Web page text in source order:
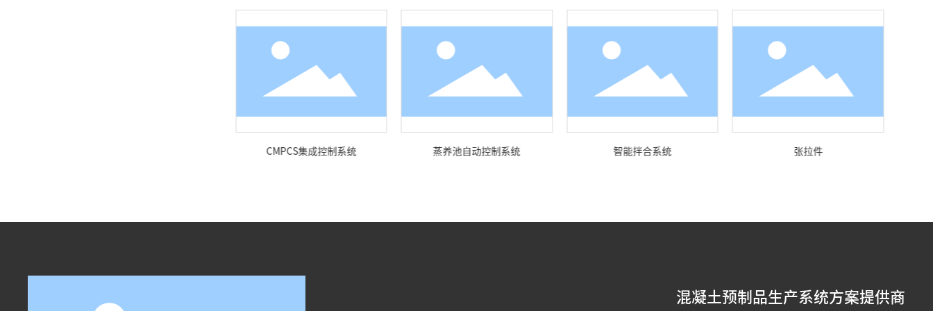
CMPCS集成控制系统 蒸养池自动控制系统 智能拌合系统 张拉件
混凝土预制品生产系统方案提供商